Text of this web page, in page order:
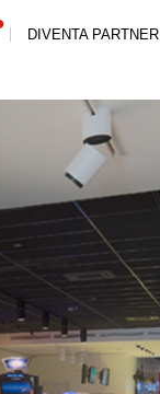
DIVENTA PARTNER